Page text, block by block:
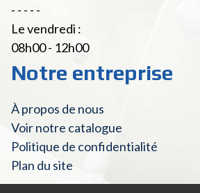
- - - - -
Le vendredi :
08h00 - 12h00
Notre entreprise
À propos de nous
Voir notre catalogue
Politique de confidentialité
Plan du site